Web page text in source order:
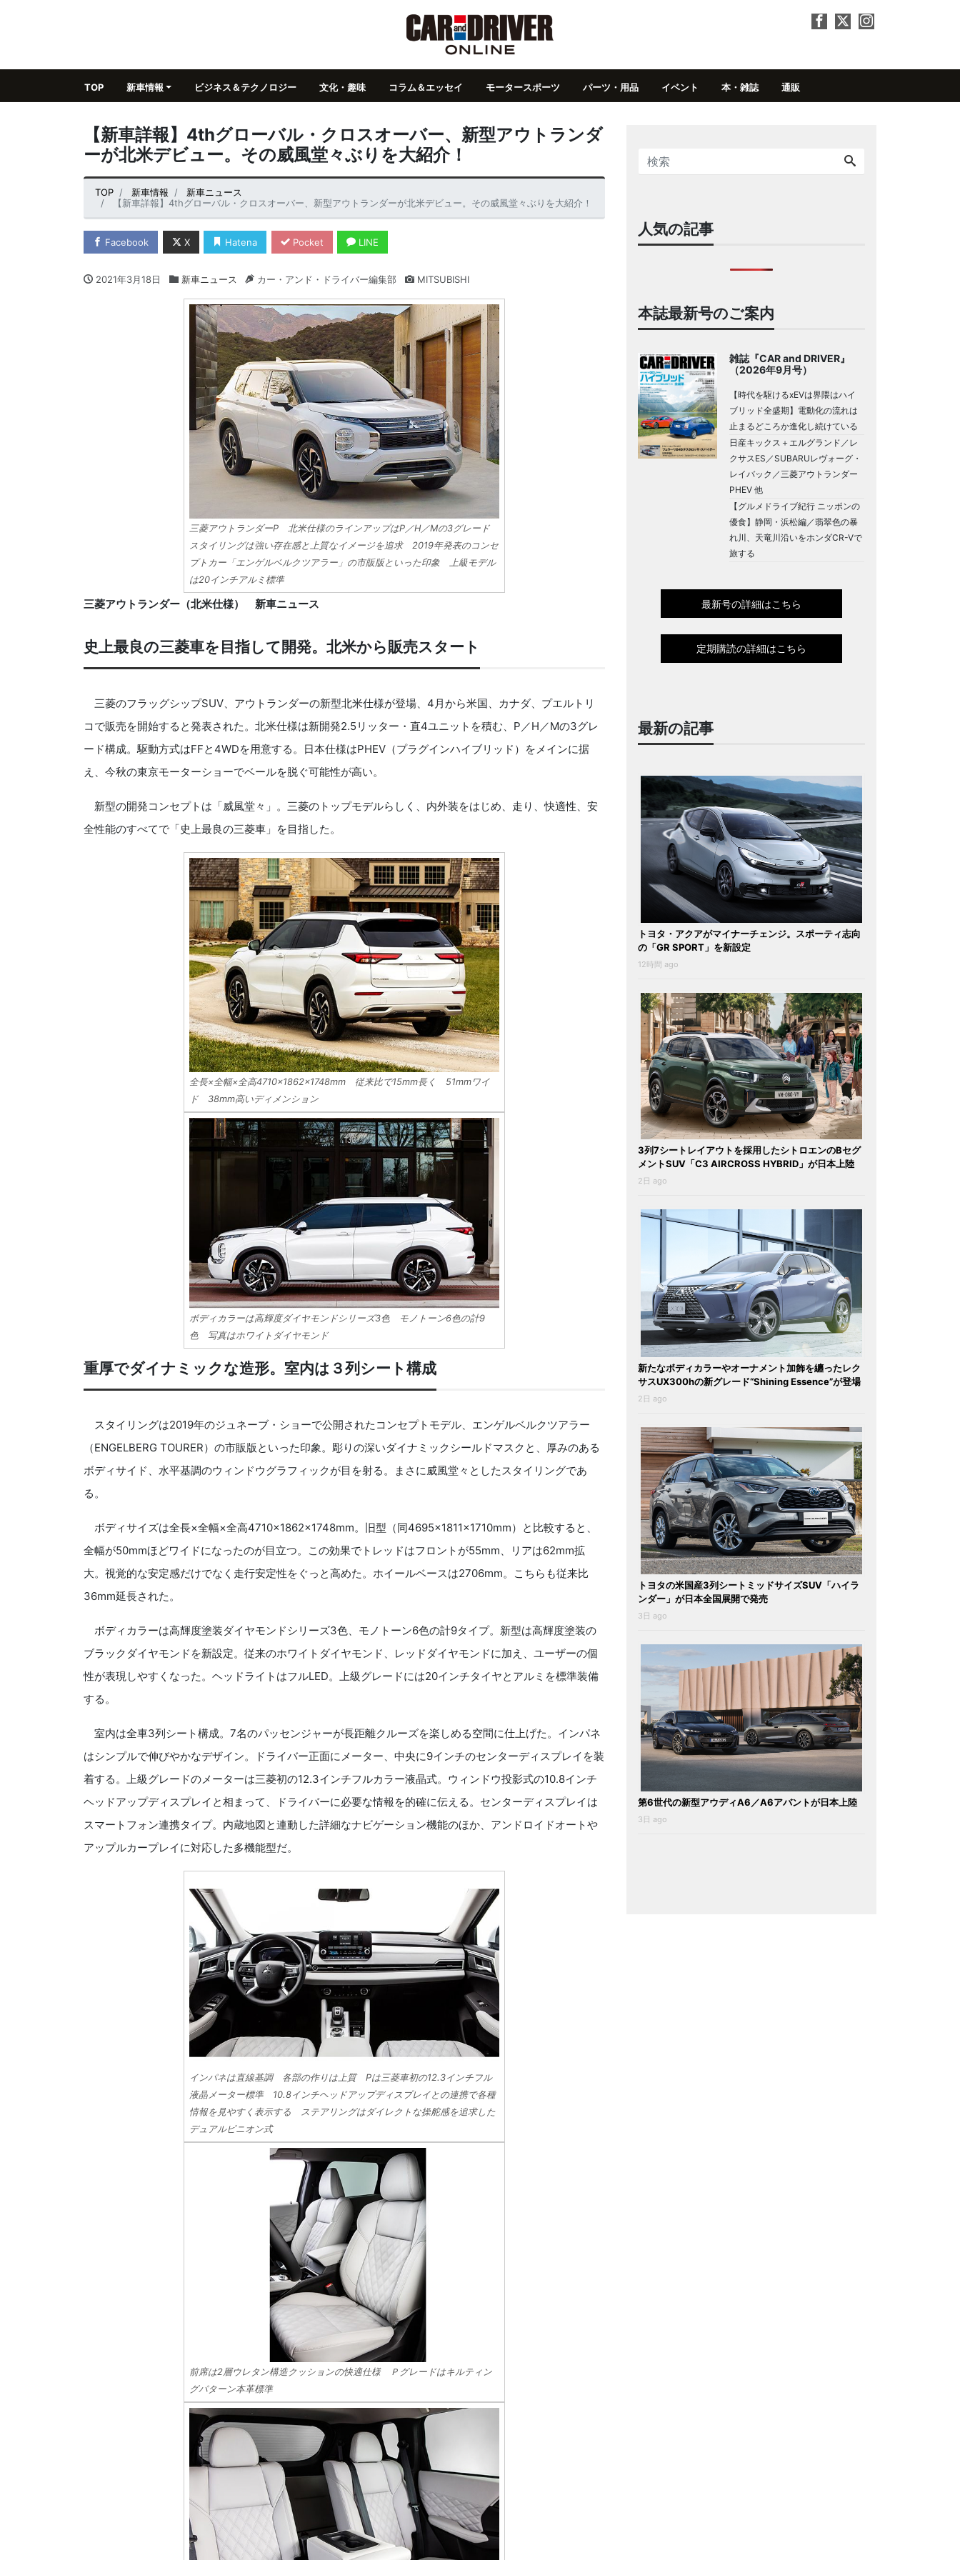
TOP 新車情報 ビジネス＆テクノロジー 文化・趣味 コラム＆エッセイ モータースポーツ パーツ・用品 イベント 本・雑誌 通販
【新車詳報】4thグローバル・クロスオーバー、新型アウトランダ
ーが北米デビュー。その威風堂々ぶりを大紹介！
TOP 新車情報
新車ニュース
【新車詳報】4thグローバル・クロスオーバー、新型アウトランダーが北米デビュー。その威風堂々ぶりを大紹介！
Facebook X Hatena Pocket LINE
2021年3月18日 新車ニュース カー・アンド・ドライバー編集部 MITSUBISHI
三菱アウトランダーP 北米仕様のラインアップはP／H／Mの3グレード
スタイリングは強い存在感と上質なイメージを追求 2019年発表のコンセ
プトカー「エンゲルベルクツアラー」の市販版といった印象 上級モデル
は20インチアルミ標準
三菱アウトランダー（北米仕様） 新車ニュース
史上最良の三菱車を目指して開発。北米から販売スタート
三菱のフラッグシップSUV、アウトランダーの新型北米仕様が登場、4月から米国、カナダ、プエルトリ
コで販売を開始すると発表された。北米仕様は新開発2.5リッター・直4ユニットを積む、P／H／Mの3グレ
ード構成。駆動方式はFFと4WDを用意する。日本仕様はPHEV（プラグインハイブリッド）をメインに据
え、今秋の東京モーターショーでベールを脱ぐ可能性が高い。
新型の開発コンセプトは「威風堂々」。三菱のトップモデルらしく、内外装をはじめ、走り、快適性、安
全性能のすべてで「史上最良の三菱車」を目指した。
全長×全幅×全高4710×1862×1748mm 従来比で15mm長く 51mmワイ
ド 38mm高いディメンション
ボディカラーは高輝度ダイヤモンドシリーズ3色 モノトーン6色の計9
色 写真はホワイトダイヤモンド
重厚でダイナミックな造形。室内は３列シート構成
スタイリングは2019年のジュネーブ・ショーで公開されたコンセプトモデル、エンゲルベルクツアラー
（ENGELBERG TOURER）の市販版といった印象。彫りの深いダイナミックシールドマスクと、厚みのある
ボディサイド、水平基調のウィンドウグラフィックが目を射る。まさに威風堂々としたスタイリングであ
る。
ボディサイズは全長×全幅×全高4710×1862×1748mm。旧型（同4695×1811×1710mm）と比較すると、
全幅が50mmほどワイドになったのが目立つ。この効果でトレッドはフロントが55mm、リアは62mm拡
大。視覚的な安定感だけでなく走行安定性をぐっと高めた。ホイールベースは2706mm。こちらも従来比
36mm延長された。
ボディカラーは高輝度塗装ダイヤモンドシリーズ3色、モノトーン6色の計9タイプ。新型は高輝度塗装の
ブラックダイヤモンドを新設定。従来のホワイトダイヤモンド、レッドダイヤモンドに加え、ユーザーの個
性が表現しやすくなった。ヘッドライトはフルLED。上級グレードには20インチタイヤとアルミを標準装備
する。
室内は全車3列シート構成。7名のパッセンジャーが長距離クルーズを楽しめる空間に仕上げた。インパネ
はシンプルで伸びやかなデザイン。ドライバー正面にメーター、中央に9インチのセンターディスプレイを装
着する。上級グレードのメーターは三菱初の12.3インチフルカラー液晶式。ウィンドウ投影式の10.8インチ
ヘッドアップディスプレイと相まって、ドライバーに必要な情報を的確に伝える。センターディスプレイは
スマートフォン連携タイプ。内蔵地図と連動した詳細なナビゲーション機能のほか、アンドロイドオートや
アップルカープレイに対応した多機能型だ。
インパネは直線基調 各部の作りは上質 Pは三菱車初の12.3インチフル
液晶メーター標準 10.8インチヘッドアップディスプレイとの連携で各種
情報を見やすく表示する ステアリングはダイレクトな操舵感を追求した
デュアルピニオン式
前席は2層ウレタン構造クッションの快適仕様 Ｐグレードはキルティン
グパターン本革標準
人気の記事
本誌最新号のご案内
雑誌『CAR and DRIVER』
（2026年9月号）
【時代を駆けるxEVは界隈はハイ
ブリッド全盛期】電動化の流れは
止まるどころか進化し続けている
日産キックス＋エルグランド／レ
クサスES／SUBARUレヴォーグ・
レイバック／三菱アウトランダー
PHEV 他
【グルメドライブ紀行 ニッポンの
優食】静岡・浜松編／翡翠色の暴
れ川、天竜川沿いをホンダCR-Vで
旅する
最新号の詳細はこちら
定期購読の詳細はこちら
最新の記事
トヨタ・アクアがマイナーチェンジ。スポーティ志向
の「GR SPORT」を新設定
12時間 ago
3列7シートレイアウトを採用したシトロエンのBセグ
メントSUV「C3 AIRCROSS HYBRID」が日本上陸
2日 ago
新たなボディカラーやオーナメント加飾を纏ったレク
サスUX300hの新グレード“Shining Essence”が登場
2日 ago
トヨタの米国産3列シートミッドサイズSUV「ハイラ
ンダー」が日本全国展開で発売
3日 ago
第6世代の新型アウディA6／A6アバントが日本上陸
3日 ago